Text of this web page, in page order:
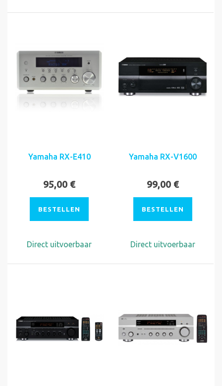
Yamaha RX-E410
95,00 €
BESTELLEN
Direct uitvoerbaar
Yamaha RX-V1600
99,00 €
BESTELLEN
Direct uitvoerbaar